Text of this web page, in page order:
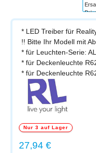
* LED Treiber für
!! Bitte Ihr Modell mit
* für Leuchten-Serie:
* für Deckenleuchte
* für Deckenleuchte
Nur 3 auf Lager
Regulärer Preis:
27,94 €